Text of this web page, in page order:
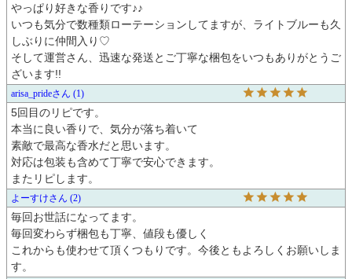
やっぱり好きな香りです♪♪
いつも気分で数種類ローテーションしてますが、ライトブルーも久
しぶりに仲間入り♡
そして運営さん、迅速な発送とご丁寧な梱包をいつもありがとうご
ざいます!!
arisa_pride 1
5回目のリピです。
本当に良い香りで、気分が落ち着いて
素敵で最高な香水だと思います。
対応は包装も含めて丁寧で安心できます。
よーすけ 2
毎回お世話になってます。
毎回変わらず梱包も丁寧、値段も優しく
これからも使わせて頂くつもりです。今後ともよろしくお願いしま
す。